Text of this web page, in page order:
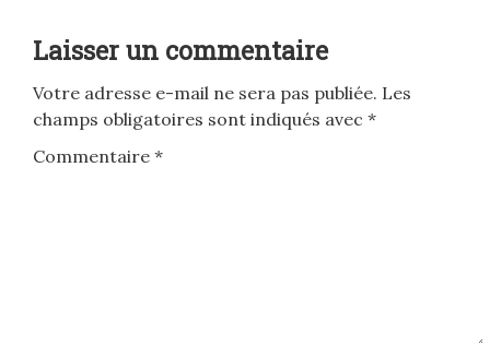
Laisser un commentaire
Votre adresse e-mail ne sera pas publiée. Les
champs obligatoires sont indiqués avec *
Commentaire *